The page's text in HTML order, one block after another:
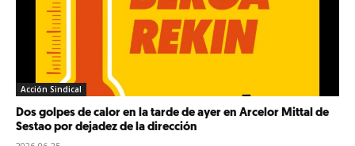
Acción Sindical
Dos golpes de calor en la tarde de ayer en Arcelor Mittal de
Sestao por dejadez de la dirección